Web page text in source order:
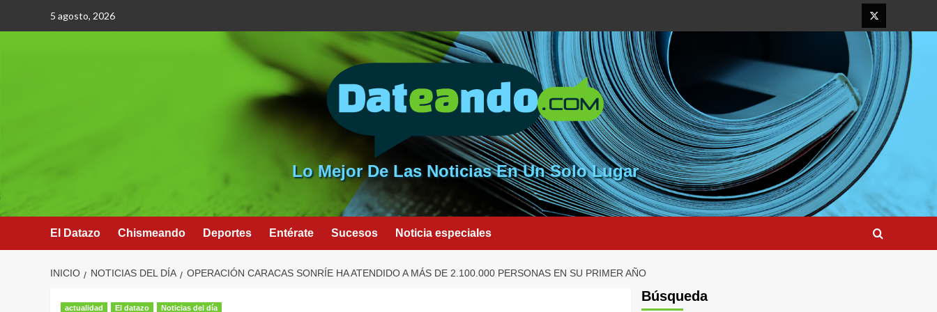
5 agosto, 2026
Elemento
del
menú
Lo Mejor De Las Noticias En Un Solo Lugar
El Datazo Chismeando Deportes Entérate Sucesos Noticia especiales
INICIO NOTICIAS DEL DÍA OPERACIÓN CARACAS SONRÍE HA ATENDIDO A MÁS DE 2.100.000 PERSONAS EN SU PRIMER AÑO
actualidad El datazo Noticias del día
Búsqueda